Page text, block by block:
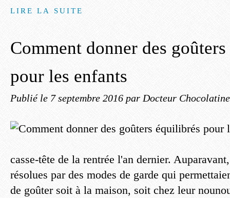
LIRE LA SUITE
Comment donner des
pour les enfants
Publié le 7 septembre 2016 par Docteur Chocolatine
casse-tête de la rentrée l'an dernier.
résolues par des modes de garde qui
de goûter soit à la maison, soit chez leur